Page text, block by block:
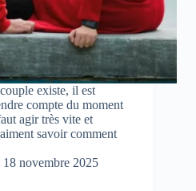
existe, il est
compte du moment
agir très vite et
savoir comment
18 novembre 2025